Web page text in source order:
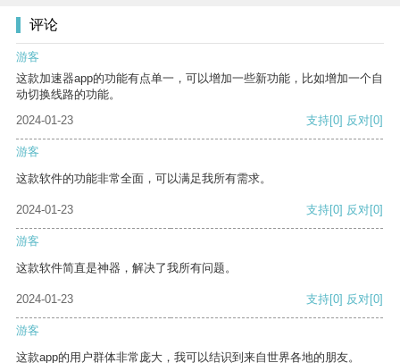
评论
游客
这款加速器app的功能有点单一，可以增加一些新功能，比如增加一个自
动切换线路的功能。
2024-01-23
支持[0] 反对[0]
游客
这款软件的功能非常全面，可以满足我所有需求。
2024-01-23 支持[0] 反对[0]
游客
这款软件简直是神器，解决了我所有问题。
2024-01-23 支持[0] 反对[0]
游客
这款app的用户群体非常庞大，我可以结识到来自世界各地的朋友。